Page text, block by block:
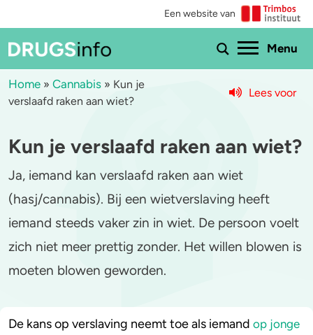
Een website van
Menu
Bekijk alle drugs
Cannabis
XTC / MDMA
Speed
3-MMC
Aantoonbaarheid
Zwangerschap
Drugs & de wet
Combinaties & medicijnen
Home » Cannabis » Kun je
verslaafd raken aan wiet?
Lees voor
Kun je verslaafd raken aan wiet?
Ja, iemand kan verslaafd raken aan wiet
(hasj/cannabis). Bij een wietverslaving heeft
iemand steeds vaker zin in wiet. De persoon voelt
zich niet meer prettig zonder. Het willen blowen is
moeten blowen geworden.
De kans op verslaving neemt toe als iemand op jonge